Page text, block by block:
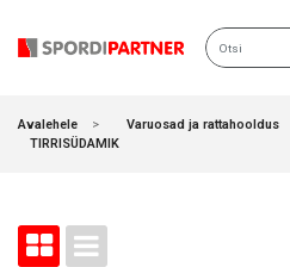
KATEGOORIAD
Avalehele Varuosad ja rattahooldus
TIRRISÜDAMIK